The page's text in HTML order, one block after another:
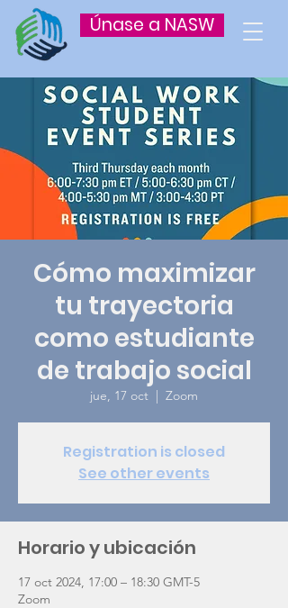
Únase a NASW
Cómo maximizar
tu trayectoria
como estudiante
de trabajo social
jue, 17 oct
  |
Zoom
Registration is closed
See other events
Horario y ubicación
17 oct 2024, 17:00 – 18:30 GMT-5
Zoom